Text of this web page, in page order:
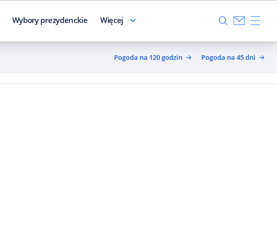
Wybory prezydenckie Więcej
Pogoda na 120 godzin Pogoda na 45 dni